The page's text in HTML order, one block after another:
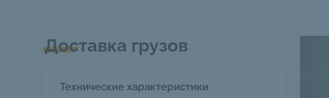
Доставка грузов
Технические характеристики